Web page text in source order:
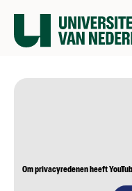
Om privacyredenen heeft